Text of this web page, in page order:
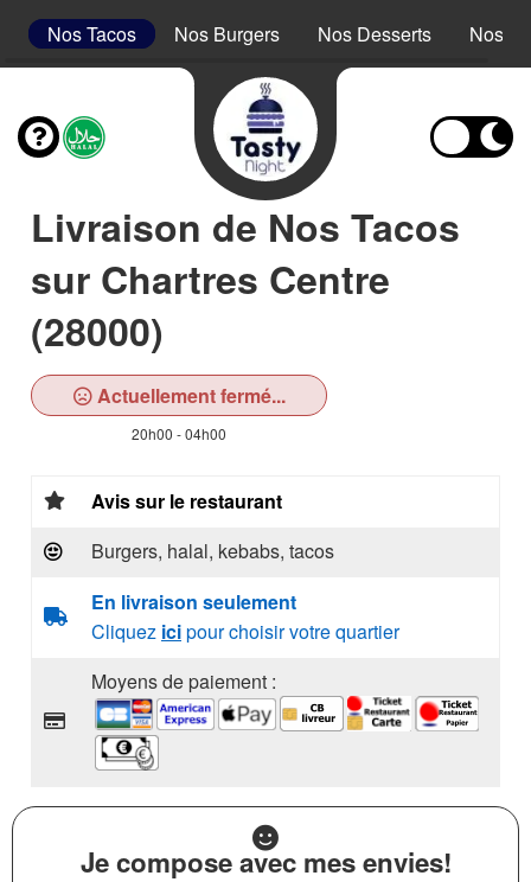
Nos Tacos Nos Burgers Nos Desserts Nos
Livraison de Nos Tacos
sur Chartres Centre
(28000)
Actuellement fermé...
20h00 - 04h00
Avis sur le restaurant
Burgers, halal, kebabs, tacos
En livraison seulement
Cliquez icipour choisir votre quartier
Moyens de paiement :
Je compose avec mes envies!